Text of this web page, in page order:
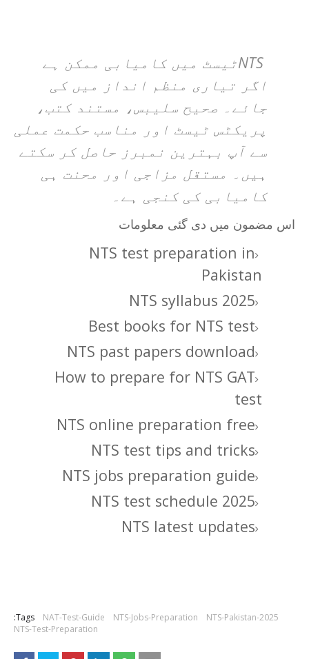
NTSٹیسٹ میں کامیابی ممکن ہے
اگر تیاری منظم انداز میں کی
جائے۔ صحیح سلیبس، مستند کتب،
پریکٹس ٹیسٹ اور مناسب حکمت عملی
سے آپ بہترین نمبرز حاصل کر سکتے
ہیں۔ مستقل مزاجی اور محنت ہی
کامیابی کی کنجی ہے۔
اس مضمون میں دی گئی معلومات
NTS test preparation in
Pakistan
NTS syllabus 2025
Best books for NTS test
NTS past papers download
How to prepare for NTS GAT
test
NTS online preparation free
NTS test tips and tricks
NTS jobs preparation guide
NTS test schedule 2025
NTS latest updates
Tags: NAT-Test-Guide NTS-Jobs-Preparation
NTS-Pakistan-2025
NTS-Test-Preparation